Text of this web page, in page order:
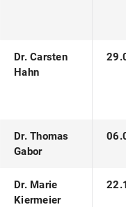
Dr. Carsten
Hahn
Dr. Thomas
Gabor
Dr. Marie
Kiermeier